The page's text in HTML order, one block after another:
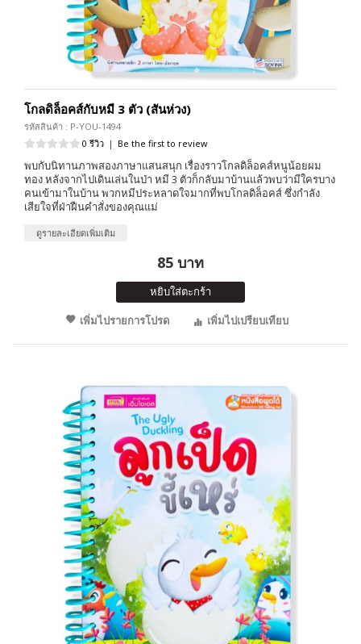
โกลดิล็อคส์กับหมี 3 ตัว (สันห่วง)
รหัสสินค้า : P-YOU-1494
0 รีวิว | Be the first to review
พบกับนิทานภาพสองภาษาแสนสนุก เรื่องราวโกลดิล็อคส์หนูน้อยผม
ทอง หลังจากไปเดินเล่นในป่า หมี 3 ตัวก็กลับมาบ้านแล้วพบว่ามีใครบาง
คนเข้ามาในบ้าน พวกหมีประหลาดใจมากที่พบโกลดิล็อคส์ ซึ่งกำลัง
เสียใจที่ฝ่าฝืนคำสั่งของคุณแม่
ดูรายละเอียดเพิ่มเติม
85 บาท
หยิบใส่ตะกร้า
เพิ่มไปรายการโปรด
เพิ่มไปเปรียบเทียบ